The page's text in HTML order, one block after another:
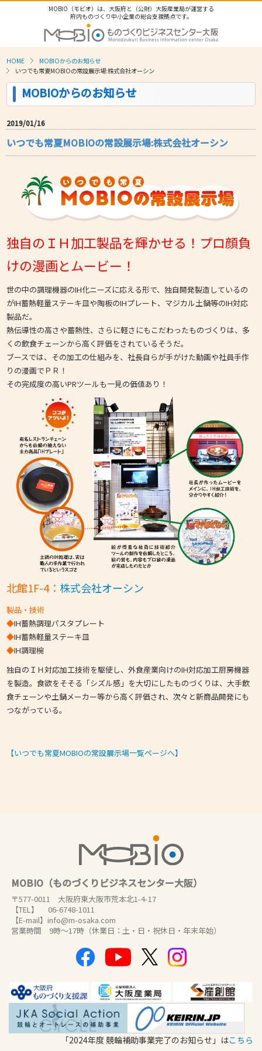
MOBIO（モビオ）は、大阪府と（公財）大阪産業局が運営する
府内ものづくり中小企業の総合支援拠点です。
HOME
MOBIOからのお知らせ
いつでも常夏MOBIOの常設展示場:株式会社オーシン
MOBIOからのお知らせ
2019/01/16
いつでも常夏MOBIOの常設展示場:株式会社オーシン
独自のＩＨ加工製品を輝かせる！プロ顔負
けの漫画とムービー！
世の中の調理機器のIH化ニーズに応える形で、独自開発製造しているの
がIH蓄熱軽量ステーキ皿や陶板のIHプレート、マジカル土鍋等のIH対応
製品だ。
熱伝導性の高さや蓄熱性、さらに軽さにもこだわったものづくりは、多
くの飲食チェーンから高く評価をされているそうだ。
ブースでは、その加工の仕組みを、社長自らが手がけた動画や社員手作
りの漫画でＰＲ！
その完成度の高いPRツールも一見の価値あり！
北館1F-4： 株式会社オーシン
製品・技術
◆IH蓄熱調理パスタプレート
◆IH蓄熱軽量ステーキ皿
◆IH調理椀
独自のＩＨ対応加工技術を駆使し、外食産業向けのIH対応加工厨房機器
を製造。食欲をそそる「シズル感」を大切にしたものづくりは、大手飲
食チェーンや土鍋メーカー等から高く評価され、次々と新商品開発にも
つながっている。
【いつでも常夏MOBIOの常設展示場一覧ページへ】
MOBIO（ものづくりビジネスセンター大阪）
〒577-0011 大阪府東大阪市荒本北1-4-17
【TEL】 06-6748-1011
【E-mail】info@m-osaka.com
営業時間 9時～17時（休業日：土・日・祝休日・年末年始）
「2024年度 競輪補助事業完了のお知らせ」はこちら